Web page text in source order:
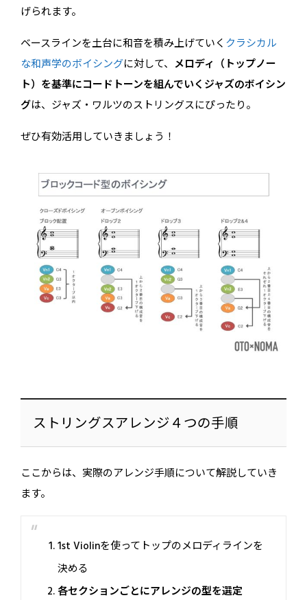
げられます。
ベースラインを土台に和音を積み上げていく クラシカル
な和声学のボイシングに対して、 メロディ（トップノー
ト）を基準にコードトーンを組んでいくジャズのボイシン
グは、ジャズ・ワルツのストリングスにぴったり。
ぜひ有効活用していきましょう！
ストリングスアレンジ４つの手順
ここからは、実際のアレンジ手順について解説していき
ます。
1st Violinを使ってトップのメロディラインを
決める
各セクションごとにアレンジの型を選定